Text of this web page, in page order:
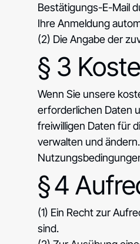
Bestätigungs-E-Mail
Ihre Anmeldung
(2) Die Angabe der
§ 3
Wenn Sie unsere
erforderlichen Daten
freiwilligen Daten für
verwalten und
§ 4
(1) Ein Recht zur
sind.